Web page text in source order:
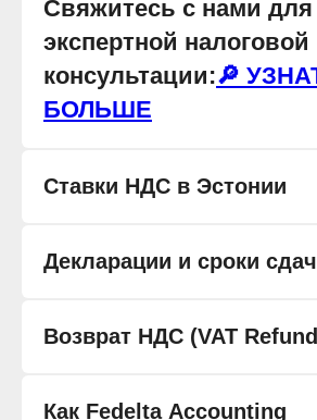
Свяжитесь с нами для
экспертной налоговой
консультации:🔎
БОЛЬШЕ
Ставки НДС в Эстонии
Декларации и сроки
Возврат НДС (VAT
Как Fedelta Accounting